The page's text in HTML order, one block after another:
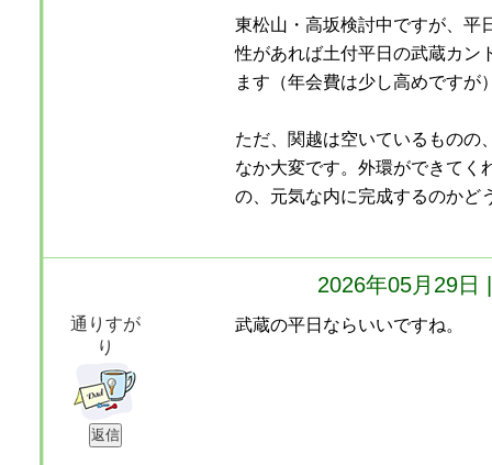
東松山・高坂検討中ですが、平
性があれば土付平日の武蔵カン
ます（年会費は少し高めですが
ただ、関越は空いているものの
なか大変です。外環ができてく
の、元気な内に完成するのかど
2026年05月29日
通りすが
り
武蔵の平日ならいいですね。